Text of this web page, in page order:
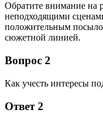
Обратите внимание на
неподходящими
положительным
сюжетной линией.
Вопрос 2
Как учесть интересы
Ответ 2